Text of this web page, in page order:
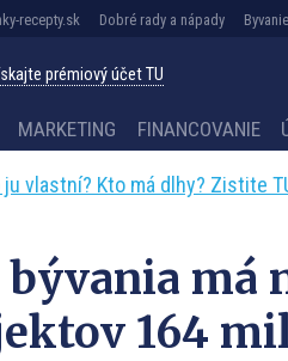
recepty.sk Dobré rady a nápady
prémiový účet TU
MARKETING FINANCOVANIE
ju vlastní? Kto má dlhy? Zistite
má
164